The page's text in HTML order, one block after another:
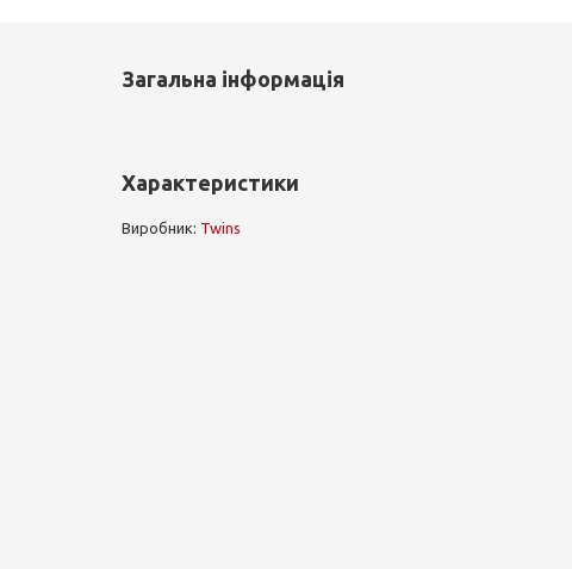
Загальна інформація
Характеристики
Виробник: Twins